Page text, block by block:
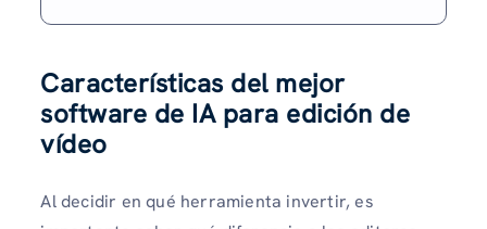
Características del mejor
software de IA para edición de
vídeo
Al decidir en qué herramienta invertir, es